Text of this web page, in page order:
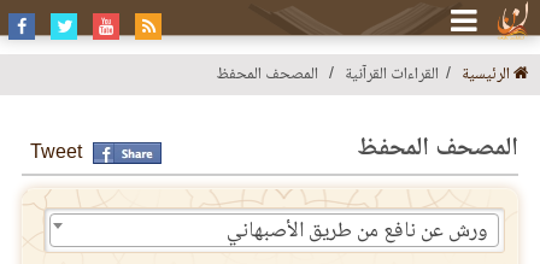
الرئيسية القراءات القرآنية المصحف المحفظ
المصحف المحفظ Tweet
ورش عن نافع من طريق الأصبهاني